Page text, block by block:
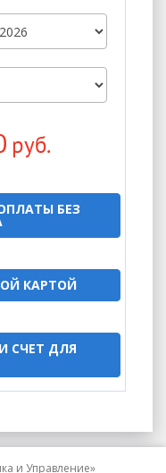
руб.
БЕЗ
КАРТОЙ
СЧЕТ ДЛЯ
и Управление»